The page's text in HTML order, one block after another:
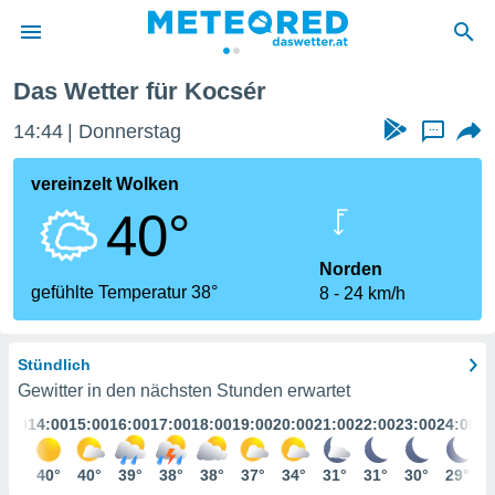
wurde
dass
sind.
diese
Das Wetter für Kocsér
14:44 Donnerstag ...
vereinzelt Wolken
40°
gefühlte Temperatur 38°
Norden
8
24 km/h
Stündlich
Gewitter in den nächsten Stunden erwartet
14:00
40°
15:00
40°
16:00
39°
17:00
38°
18:00
38°
19:00
37°
20:00
34°
21:00
31°
22:00
31°
23:00
30°
24:00
29°